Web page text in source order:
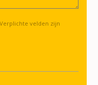
velden zijn